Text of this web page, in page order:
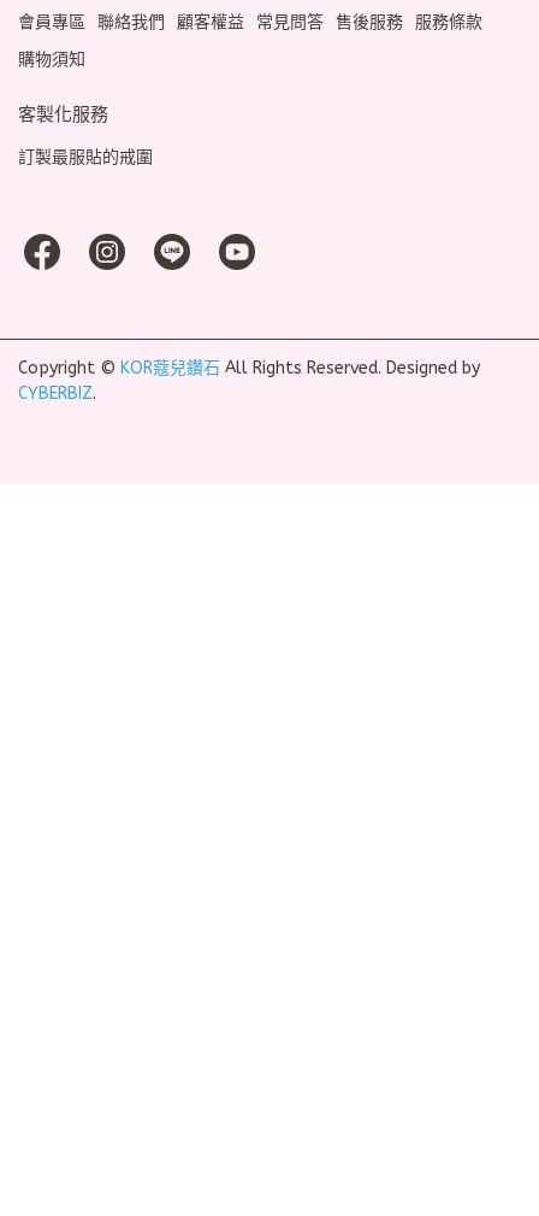
會員專區 聯絡我們 顧客權益 常見問答 售後服務
服務條款
購物須知
客製化服務
訂製最服貼的戒圍
Copyright © KOR蔻兒鑽石 All Rights Reserved. Designed by
CYBERBIZ.